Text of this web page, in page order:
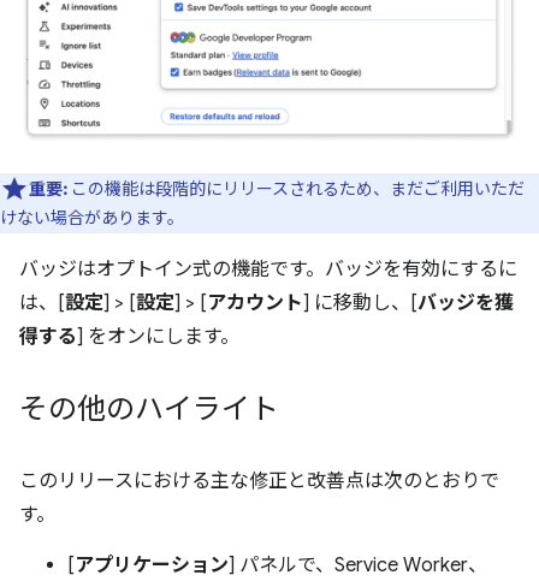
重要: この機能は段階的にリリースされるため、まだご利用いただ
けない場合があります。
バッジはオプトイン式の機能です。バッジを有効にするに
は、[設定] > [設定] > [アカウント] に移動し、[バッジを獲
得する] をオンにします。
その他のハイライト
このリリースにおける主な修正と改善点は次のとおりで
す。
[アプリケーション] パネルで、Service Worker、